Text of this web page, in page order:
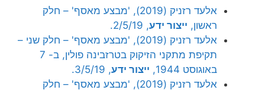
אלעד רזניק (2019), 'מבצע מאסף' – חלק
ראשון, ייצור ידע, 2/5/19.
אלעד רזניק (2019), 'מבצע מאסף' – חלק שני –
תקיפת מתקני הזיקוק בטרזבינה פולין, ב- 7
באוגוסט 1944,
ייצור ידע, 3/5/19.
אלעד רזניק (2019), 'מבצע מאסף' – חלק